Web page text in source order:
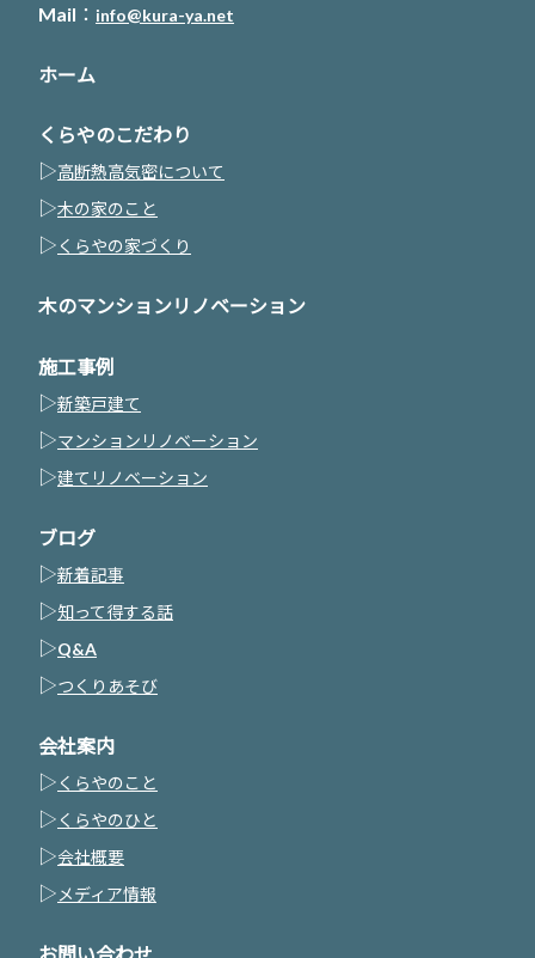
Mail： info@kura-ya.net
ホーム
くらやのこだわり
▷高断熱高気密について
▷木の家のこと
▷ くらやの家づくり
木のマンションリノベーション
施工事例
▷新築戸建て
▷マンションリノベーション
▷建てリノベーション
ブログ
▷新着記事
▷知って得する話
▷Q&A
▷つくりあそび
会社案内
▷ くらやのこと
▷ くらやのひと
▷会社概要
▷ メディア情報
お問い合わせ